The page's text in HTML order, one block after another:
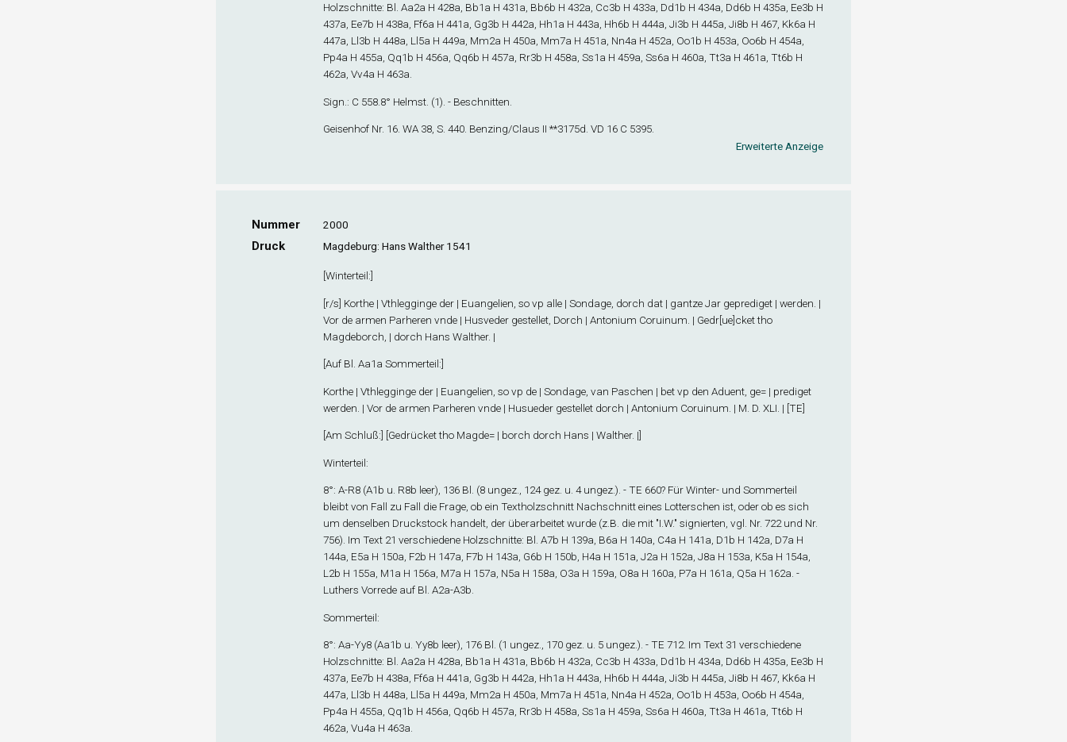
Holzschnitte: Bl. Aa2a H 428a, Bb1a H 431a, Bb6b H 432a, Cc3b H 433a, Dd1b H 434a, Dd6b H 435a, Ee3b H
437a, Ee7b H 438a, Ff6a H 441a, Gg3b H 442a, Hh1a H 443a, Hh6b H 444a, Ji3b H 445a, Ji8b H 467, Kk6a H
447a, Ll3b H 448a, Ll5a H 449a, Mm2a H 450a, Mm7a H 451a, Nn4a H 452a, Oo1b H 453a, Oo6b H 454a,
Pp4a H 455a, Qq1b H 456a, Qq6b H 457a, Rr3b H 458a, Ss1a H 459a, Ss6a H 460a, Tt3a H 461a, Tt6b H
462a, Vv4a H 463a.
Sign .: C 558.8° Helmst. (1). - Beschnitten.
Geisenhof Nr. 16. WA 38, S. 440. Benzing/Claus II **3175d. VD 16 C 5395.
Erweiterte Anzeige
Nummer 2000
Druck Magdeburg: Hans Walther 1541
[Winterteil:]
[r/s] Korthe | Vthlegginge der | Euangelien, so vp alle | Sondage, dorch dat | gantze Jar geprediget | werden. |
Vor de armen Parheren vnde | Husveder gestellet, Dorch | Antonium Coruinum. | Gedr[ue]cket tho
Magdeborch, | dorch Hans Walther. |
[Auf Bl. Aa1a Sommerteil:]
Korthe | Vthlegginge der | Euangelien, so vp de | Sondage, van Paschen | bet vp den Aduent, ge= | prediget
werden. | Vor de armen Parheren vnde | Husueder gestellet dorch | Antonium Coruinum. | M. D. XLI. | [TE]
[Am Schluß:] [Gedrücket tho Magde= | borch dorch Hans | Walther. |]
Winterteil:
8°: A-R8 (A1b u. R8b leer), 136 Bl. (8 ungez., 124 gez. u. 4 ungez.). - TE 660? Für Winter- und Sommerteil
bleibt von Fall zu Fall die Frage, ob ein Textholzschnitt Nachschnitt eines Lotterschen ist, oder ob es sich
um denselben Druckstock handelt, der überarbeitet wurde (z.B. die mit "I.W." signierten, vgl. Nr. 722 und Nr.
756). Im Text 21 verschiedene Holzschnitte: Bl. A7b H 139a, B6a H 140a, C4a H 141a, D1b H 142a, D7a H
144a, E5a H 150a, F2b H 147a, F7b H 143a, G6b H 150b, H4a H 151a, J2a H 152a, J8a H 153a, K5a H 154a,
L2b H 155a, M1a H 156a, M7a H 157a, N5a H 158a, O3a H 159a, O8a H 160a, P7a H 161a, Q5a H 162a. -
Luthers Vorrede auf Bl. A2a-A3b
Sommerteil:
8°: Aa-Yy8 (Aa1b u. Yy8b leer), 176 Bl. (1 ungez., 170 gez. u. 5 ungez.). - TE 712. Im Text 31 verschiedene
Holzschnitte: Bl. Aa2a H 428a, Bb1a H 431a, Bb6b H 432a, Cc3b H 433a, Dd1b H 434a, Dd6b H 435a, Ee3b H
437a, Ee7b H 438a, Ff6a H 441a, Gg3b H 442a, Hh1a H 443a, Hh6b H 444a, Ji3b H 445a, Ji8b H 467, Kk6a H
447a, Ll3b H 448a, Ll5a H 449a, Mm2a H 450a, Mm7a H 451a, Nn4a H 452a, Oo1b H 453a, Oo6b H 454a,
Pp4a H 455a, Qq1b H 456a, Qq6b H 457a, Rr3b H 458a, Ss1a H 459a, Ss6a H 460a, Tt3a H 461a, Tt6b H
462a, Vu4a H 463a.